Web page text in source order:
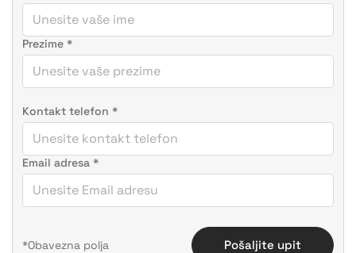
Prezime *
Kontakt telefon *
Email adresa *
Pošaljite upit